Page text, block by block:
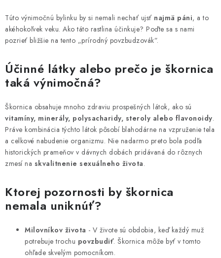
Túto výnimočnú bylinku by si nemali nechať ujsť najmä páni, a to
akéhokoľvek veku. Ako táto rastlina účinkuje? Poďte sa s nami
pozrieť bližšie na tento „prírodný povzbudzovák”.
Účinné látky alebo prečo je škornica
taká výnimočná?
Škornica obsahuje mnoho zdraviu prospešných látok, ako sú
vitamíny, minerály, polysacharidy, steroly alebo flavonoidy.
Práve kombinácia týchto látok pôsobí blahodárne na vzpruženie tela
a celkové nabudenie organizmu. Nie nadarmo preto bola podľa
historických prameňov v dávnych dobách pridávaná do rôznych
zmesí na skvalitnenie sexuálneho života.
Ktorej pozornosti by škornica
nemala uniknúť?
Milovníkov života - V živote sú obdobia, keď každý muž
potrebuje trochu povzbudiť. Škornica môže byť v tomto
ohľade skvelým pomocníkom.